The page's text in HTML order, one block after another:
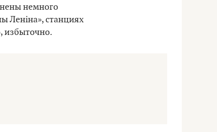
немного
Леніна», станциях
избыточно.